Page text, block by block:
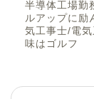
半導体工場勤
ルアップに励
気工事士/電
味はゴルフ